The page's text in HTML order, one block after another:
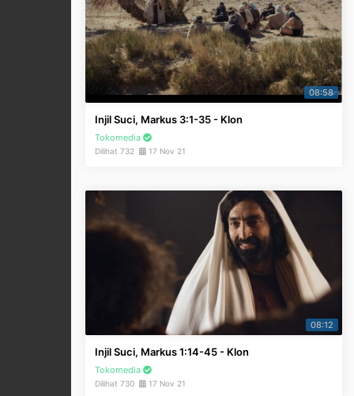
08:58
Injil Suci, Markus 3:1-35 - Klon
Tokomedia
Dilihat 732 17 Nov 21
08:12
Injil Suci, Markus 1:14-45 - Klon
Tokomedia
Dilihat 730 17 Nov 21